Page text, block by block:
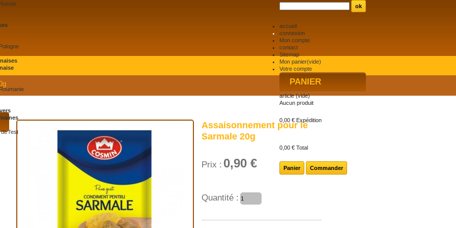
accueil
connexion
Mon compte
contact
Sitemap
Mon panier(vide)
Votre compte
PANIER
article (vide)
Aucun produit
0,00 € Expédition
0,00 € Total
Panier Commander
l'est
Assaisonnement pour le
Sarmale 20g
Prix : 0,90 €
Quantité :